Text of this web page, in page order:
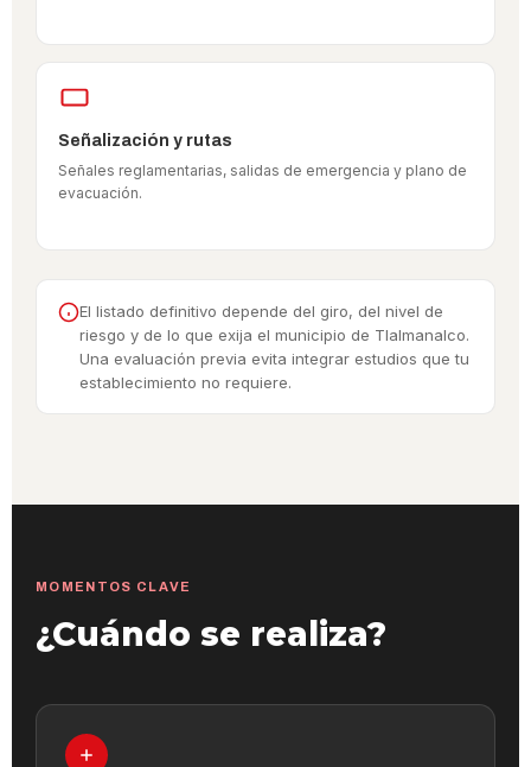
Señalización y rutas
Señales reglamentarias, salidas de emergencia y plano de
evacuación.
El listado definitivo depende del giro, del nivel de
riesgo y de lo que exija el municipio de Tlalmanalco.
Una evaluación previa evita integrar estudios que tu
establecimiento no requiere.
MOMENTOS CLAVE
¿Cuándo se realiza?